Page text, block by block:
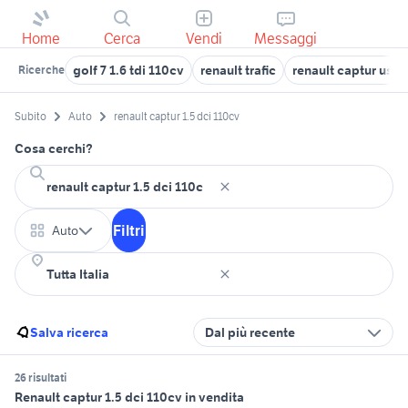
Home Cerca Vendi Messaggi
Ricerche golf 7 1.6 tdi 110cv renault trafic renault captur
Subito Auto renault captur 1.5 dci 110cv
Cosa cerchi?
Auto Filtri
Salva ricerca Dal più recente
26 risultati
Renault captur 1.5 dci 110cv in vendita